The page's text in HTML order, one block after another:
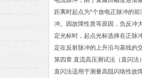
距离时起点为*个放电正脉冲的
冲。因故障性质等原因，负反冲
定光标时，起点光标选择在正脉
定在反射脉冲的上升沿与基线的
第四章 直流高压测试法（直闪法
直闪法适用于测量高阻闪络性故